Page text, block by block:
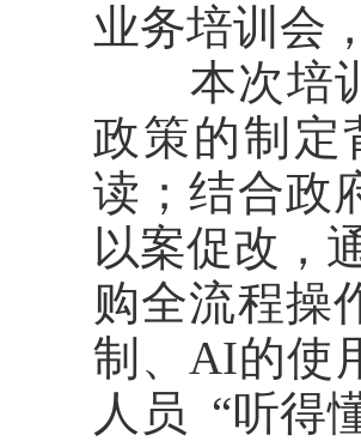
业务培训会
本次培训
政策的制定
读；结合政
以案促改，
购全流程操
制、AI的使
人员 “听得